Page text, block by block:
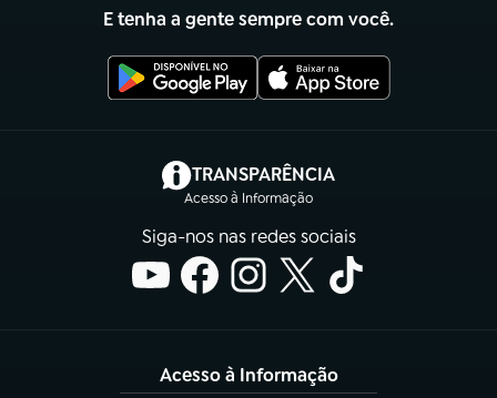
E tenha a gente sempre com você.
TRANSPARÊNCIA
Acesso à Informação
(abre em nova aba)
Siga-nos nas redes sociais
Acesso à Informação